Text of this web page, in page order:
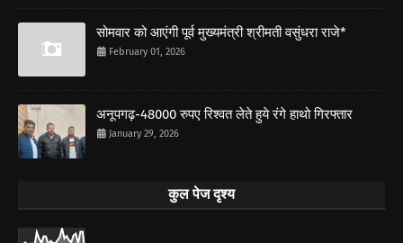
सोमवार को आएंगी पूर्व मुख्यमंत्री श्रीमती वसुंधरा राजे*
February 01, 2026
अनूपगढ़-48000 रुपए रिश्वत लेते हुये रंगे हाथो गिरफ्तार
January 29, 2026
कुल पेज दृश्य